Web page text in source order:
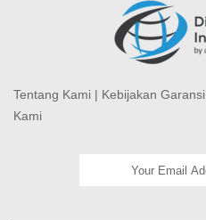
Tentang Kami | Kebijakan Garansi
Kami